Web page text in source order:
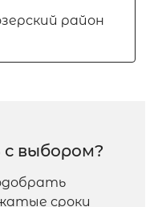
район
выбором?
сроки